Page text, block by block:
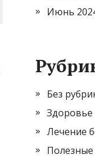
Июнь
Без
Здоровье
Лечение